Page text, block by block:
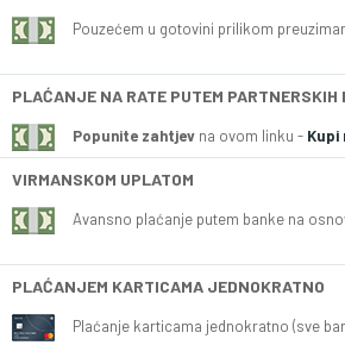
Pouzećem u gotovini prilikom
PLAĆANJE NA RATE PUTEM PARTNERSKIH
Popunite zahtjev na ovom linku - Kupi
VIRMANSKOM UPLATOM
Avansno plaćanje putem banke na
PLAĆANJEM KARTICAMA JEDNOKRATNO
Plaćanje karticama jednokratno (sve